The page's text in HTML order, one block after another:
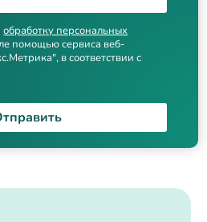
обработку персональных
помощью сервиса веб-
в соответствии с